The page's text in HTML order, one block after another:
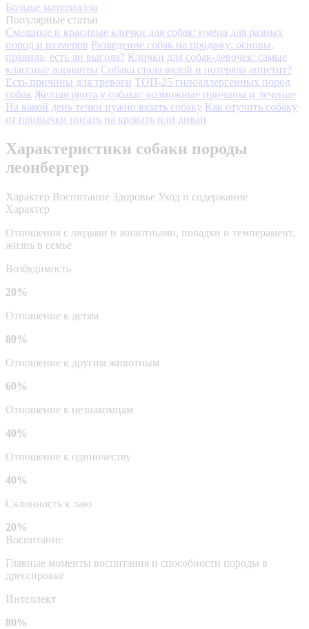
Больше материалов
Популярные статьи
Смешные и красивые клички для собак: имена для разных
пород и размеров Разведение собак на продажу: основы,
правила, есть ли выгода? Клички для собак-девочек: самые
классные варианты Собака стала вялой и потеряла аппетит?
Есть причины для тревоги ТОП-25 гипоаллергенных пород
собак Желтая рвота у собаки: возможные причины и лечение
На какой день течки нужно вязать собаку Как отучить собаку
от привычки писать на кровать или диван
Характеристики собаки породы
леонбергер
Характер Воспитание Здоровье Уход и содержание
Характер
Отношения с людьми и животными, повадки и темперамент,
жизнь в семье
Возбудимость
20%
Отношение к детям
80%
Отношение к другим животным
60%
Отношение к незнакомцам
40%
Отношение к одиночеству
40%
Склонность к лаю
20%
Воспитание
Главные моменты воспитания и способности породы в
дрессировке
Интеллект
80%